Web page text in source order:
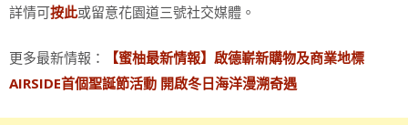
詳情可按此或留意花園道三號社交媒體。
更多最新情報：
【蜜柚最新情報】啟德嶄新購物及商業地標
AIRSIDE首個聖誕節活動 開啟冬日海洋漫溯奇遇